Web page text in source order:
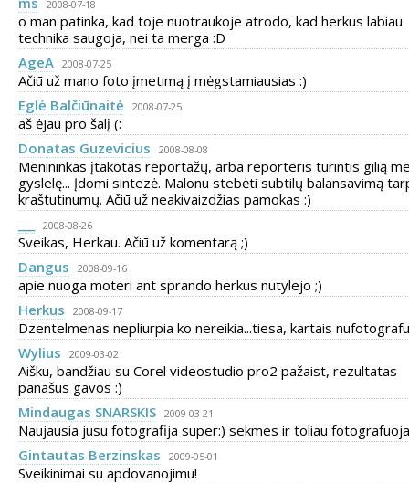
2008-07-18
o man patinka, kad toje nuotraukoje atrodo, kad herkus labiau
technika saugoja, nei ta merga :D
AgeA 2008-07-25
Ačiū už mano foto įmetimą į mėgstamiausias :)
Eglė Balčiūnaitė
2008-07-25
aš ėjau pro šalį (:
Donatas Guzevicius
2008-08-08
Menininkas įtakotas reportažų, arba reporteris turintis gilią
gyslelę... Įdomi sintezė. Malonu stebėti subtilų balansavimą
kraštutinumų. Ačiū už neakivaizdžias pamokas :)
2008-08-26
Sveikas, Herkau. Ačiū už komentarą ;)
Dangus
2008-09-16
apie nuoga moteri ant sprando herkus nutylejo ;)
Herkus
2008-09-17
Dzentelmenas nepliurpia ko nereikia...tiesa, kartais
Wylius
2009-03-02
Aišku, bandžiau su Corel videostudio pro2 pažaist, rezultatas
panašus gavos :)
Mindaugas SNARSKIS 2009-03-21
Naujausia jusu fotografija super:) sekmes ir toliau
Gintautas Berzinskas
2009-05-01
Sveikinimai su apdovanojimu!